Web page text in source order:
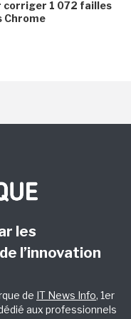
corriger 1 072 failles
Chrome
les
l’innovation
de IT News Info, 1er
aux professionnels